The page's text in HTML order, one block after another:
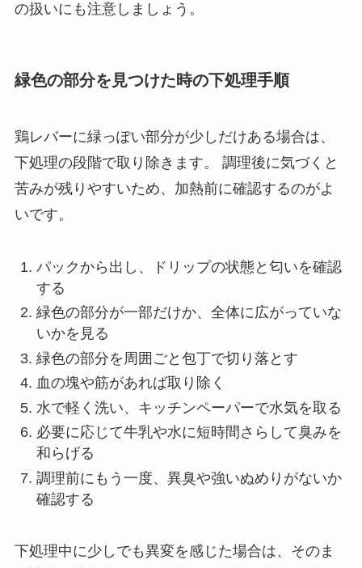
の扱いにも注意しましょう。
緑色の部分を見つけた時の下処理手順
鶏レバーに緑っぽい部分が少しだけある場合は、
下処理の段階で取り除きます。 調理後に気づくと
苦みが残りやすいため、加熱前に確認するのがよ
いです。
パックから出し、ドリップの状態と匂いを確認
する
緑色の部分が一部だけか、全体に広がっていな
いかを見る
緑色の部分を周囲ごと包丁で切り落とす
血の塊や筋があれば取り除く
水で軽く洗い、キッチンペーパーで水気を取る
必要に応じて牛乳や水に短時間さらして臭みを
和らげる
調理前にもう一度、異臭や強いぬめりがないか
確認する
下処理中に少しでも異変を感じた場合は、そのま